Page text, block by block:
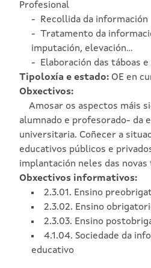
Profesional
Recollida da información
Tratamento da
imputación, elevación...
Elaboración das táboas
Tipoloxía e estado: OE en
Obxectivos:
Amosar os aspectos máis
alumnado e profesorado- da
universitaria. Coñecer a
educativos públicos e
implantación neles das novas
Obxectivos informativos:
2.3.01. Ensino
2.3.02. Ensino
2.3.03. Ensino
4.1.04. Sociedade da
educativo